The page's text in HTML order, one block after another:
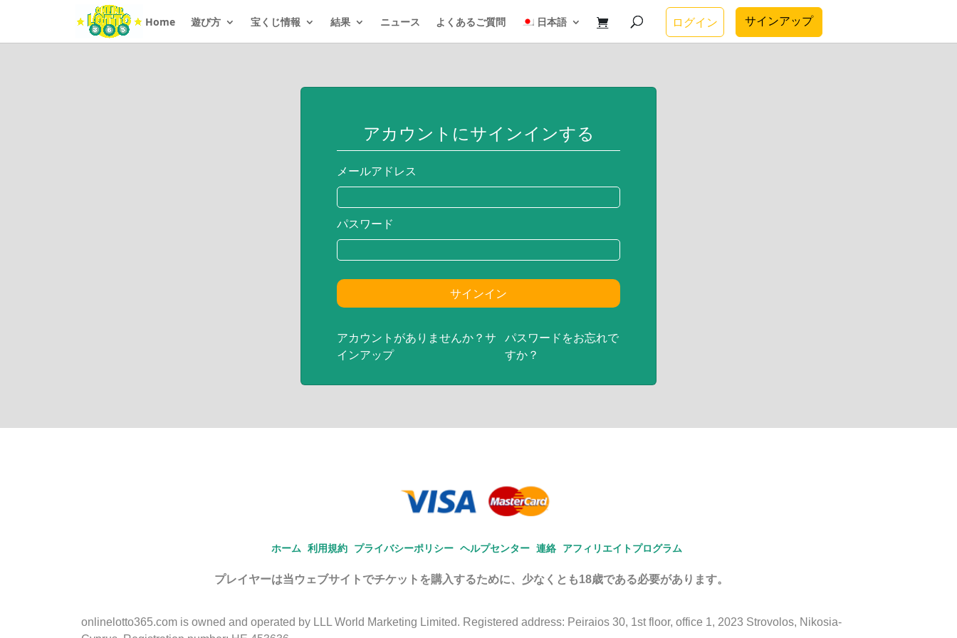
Home 遊び方 宝くじ情報 結果 ニュース よくあるご質問 日本語 ログイン サインアップ
アカウントにサインインする
メールアドレス
パスワード
サインイン
アカウントがありませんか？サ
インアップ
パスワードをお忘れで
すか？
ホーム 利用規約 プライバシーポリシー ヘルプセンター 連絡 アフィリエイトプログラム
プレイヤーは当ウェブサイトでチケットを購入するために、少なくとも18歳である必要があります。
onlinelotto365.com is owned and operated by LLL World Marketing Limited. Registered address: Peiraios 30, 1st floor, office 1, 2023 Strovolos, Nikosia-